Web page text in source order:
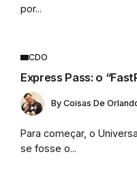
por...
CDO
Express Pass: o
By Coisas De
Para começar, o
se fosse o...